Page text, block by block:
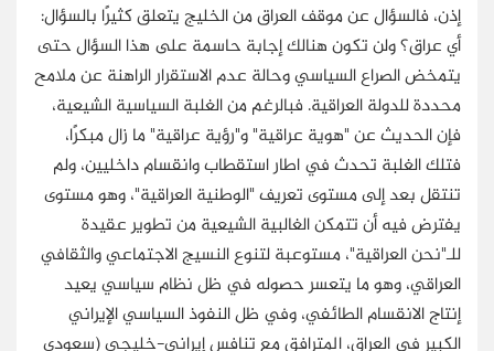
إذن، فالسؤال عن موقف العراق من الخليج يتعلق كثيرًا بالسؤال:
أي عراق؟ ولن تكون هنالك إجابة حاسمة على هذا السؤال حتى
يتمخض الصراع السياسي وحالة عدم الاستقرار الراهنة عن ملامح
محددة للدولة العراقية. فبالرغم من الغلبة السياسية الشيعية،
فإن الحديث عن "هوية عراقية" و"رؤية عراقية" ما زال مبكرًا،
فتلك الغلبة تحدث في اطار استقطاب وانقسام داخليين، ولم
تنتقل بعد إلى مستوى تعريف "الوطنية العراقية"، وهو مستوى
يفترض فيه أن تتمكن الغالبية الشيعية من تطوير عقيدة
للـ"نحن العراقية"، مستوعبة لتنوع النسيج الاجتماعي والثقافي
العراقي، وهو ما يتعسر حصوله في ظل نظام سياسي يعيد
إنتاج الانقسام الطائفي، وفي ظل النفوذ السياسي الإيراني
الكبير في العراق، المترافق مع تنافس إيراني-خليجي (سعودي